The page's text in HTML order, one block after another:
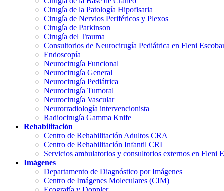
Cirugía de la Patología Hipofisaria
Cirugía de Nervios Periféricos y Plexos
Cirugía de Parkinson
Cirugía del Trauma
Consultorios de Neurocirugía Pediátrica en Fleni
Endoscopía
Neurocirugía Funcional
Neurocirugía General
Neurocirugía Pediátrica
Neurocirugía Tumoral
Neurocirugía Vascular
Neurorradiología intervencionista
Radiocirugía Gamma Knife
Rehabilitación
Centro de Rehabilitación Adultos CRA
Centro de Rehabilitación Infantil CRI
Servicios ambulatorios y consultorios externos en Fleni
Imágenes
Departamento de Diagnóstico por Imágenes
Centro de Imágenes Moleculares (CIM)